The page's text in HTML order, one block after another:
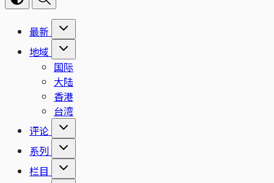
最新
地域
国际
大陆
香港
台湾
评论
系列
栏目